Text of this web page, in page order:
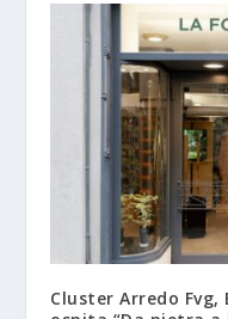
Cluster Arredo